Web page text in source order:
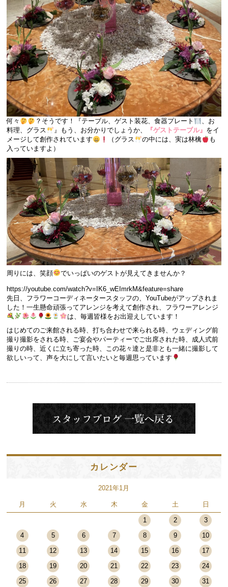
何々 ？そうです！『テーブル、ゲスト装花、食器プレート
、お
料理、グラス
』もう、お分かりでしょうか、 『ゲストテーブル』 をイ
メージして創作されています
（グラス の中には、実は林檎
も
入っていますよ）
周りには、笑顔 でいっぱいのゲストが見えてきませんか？
https://youtube.com/watch?v=IK6_wEImrkM&feature=share
先日、フラワーコーディネータースタッフの、YouTubeがアップされま
した！一生懸命頑張ってアレンジを考えて創作され、フラワーアレンジ
は、毎週皆様をお出迎えしています！
はじめてのご来館される時、打ち合わせで来られる時、ウェディング前
撮り撮影をされる時、ご宴会やパーティーでご出席された時、成人式前
撮りの時、近くに立ち寄った時、この花々達と是非とも一緒に撮影して
欲しいって、声を大にして言いたいと毎週思っています
カレンダー
2021年1月
月 火 水 木 金 土 日
1 2
3
4
5 6 7 8 9
10
11
12 13 14 15 16
17
18
19 20 21 22 23
24
25
26 27 28 29 30 31